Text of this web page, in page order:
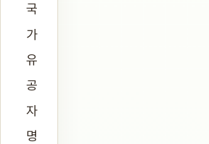
국
가
유
공
자
명